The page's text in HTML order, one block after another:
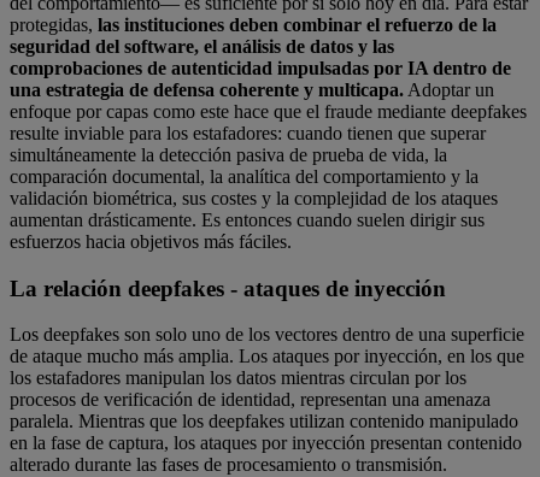
protegidas, las instituciones deben combinar el refuerzo de la
seguridad del software, el análisis de datos y las
comprobaciones de autenticidad impulsadas por IA dentro de
una estrategia de defensa coherente y multicapa. Adoptar un
enfoque por capas como este hace que el fraude mediante deepfakes
resulte inviable para los estafadores: cuando tienen que superar
simultáneamente la detección pasiva de prueba de vida, la
comparación documental, la analítica del comportamiento y la
validación biométrica, sus costes y la complejidad de los ataques
aumentan drásticamente. Es entonces cuando suelen dirigir sus
esfuerzos hacia objetivos más fáciles.
La relación deepfakes - ataques de inyección
Los deepfakes son solo uno de los vectores dentro de una superficie
de ataque mucho más amplia. Los ataques por inyección, en los que
los estafadores manipulan los datos mientras circulan por los
procesos de verificación de identidad, representan una amenaza
paralela. Mientras que los deepfakes utilizan contenido manipulado
en la fase de captura, los ataques por inyección presentan contenido
alterado durante las fases de procesamiento o transmisión.